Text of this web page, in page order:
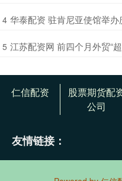
4 华泰配资 驻肯尼亚使馆举
5 江苏配资网 前四个月外贸“
仁信配资
股票期货配
公司
友情链接：